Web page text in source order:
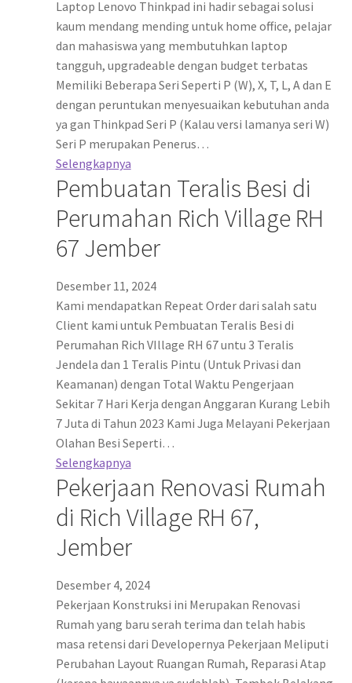
Laptop Lenovo Thinkpad ini hadir sebagai solusi
kaum mendang mending untuk home office, pelajar
dan mahasiswa yang membutuhkan laptop
tangguh, upgradeable dengan budget terbatas
Memiliki Beberapa Seri Seperti P (W), X, T, L, A dan E
dengan peruntukan menyesuaikan kebutuhan anda
ya gan Thinkpad Seri P (Kalau versi lamanya seri W)
Seri P merupakan Penerus…
Selengkapnya
Pembuatan Teralis Besi di
Perumahan Rich Village RH
67 Jember
Desember 11, 2024
Kami mendapatkan Repeat Order dari salah satu
Client kami untuk Pembuatan Teralis Besi di
Perumahan Rich VIllage RH 67 untu 3 Teralis
Jendela dan 1 Teralis Pintu (Untuk Privasi dan
Keamanan) dengan Total Waktu Pengerjaan
Sekitar 7 Hari Kerja dengan Anggaran Kurang Lebih
7 Juta di Tahun 2023 Kami Juga Melayani Pekerjaan
Olahan Besi Seperti…
Selengkapnya
Pekerjaan Renovasi Rumah
di Rich Village RH 67,
Jember
Desember 4, 2024
Pekerjaan Konstruksi ini Merupakan Renovasi
Rumah yang baru serah terima dan telah habis
masa retensi dari Developernya Pekerjaan Meliputi
Perubahan Layout Ruangan Rumah, Reparasi Atap